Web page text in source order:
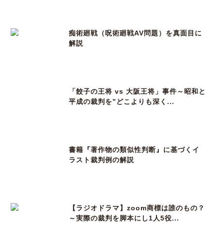
痴術廻戦（呪術廻戦AV問題）を真面目に
解説
「餃子の王将 vs 大阪王将」事件～昭和と
平成の裁判を”どこよりも深く...
書籍『著作物の類似性判断』に基づくイ
ラスト裁判例の解説
【ラジオドラマ】zoom商標は誰のもの？
～実際の裁判を脚本にし1人5役...